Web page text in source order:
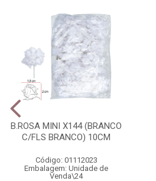
B.ROSA MINI X144 (BRANCO
C/FLS BRANCO) 10CM
Código: 01112023
Embalagem: Unidade de
Venda\24